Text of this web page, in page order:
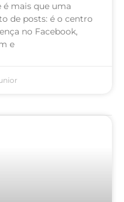
é mais que uma
de posts: é o centro
no Facebook,
e